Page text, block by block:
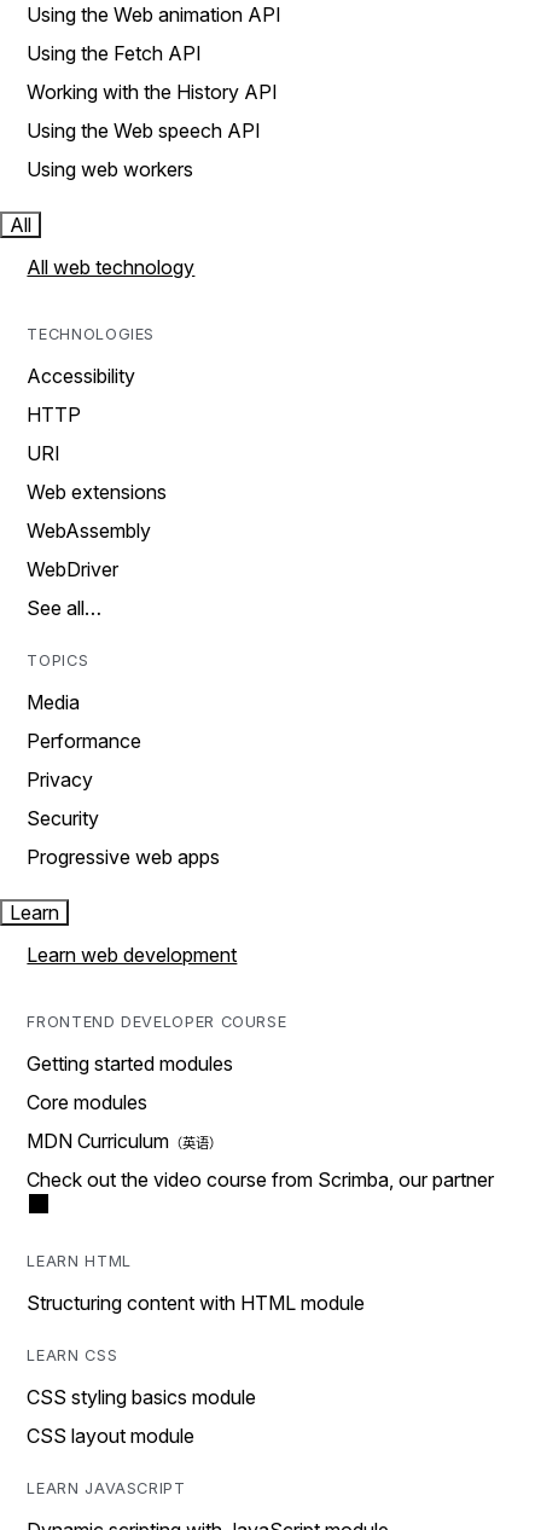
Using the Web animation API
Using the Fetch API
Working with the History API
Using the Web speech API
Using web workers
All
All web technology
TECHNOLOGIES
Accessibility
HTTP
URI
Web extensions
WebAssembly
WebDriver
See all…
TOPICS
Media
Performance
Privacy
Security
Progressive web apps
Learn
Learn web development
FRONTEND DEVELOPER COURSE
Getting started modules
Core modules
MDN Curriculum
Check out the video course from Scrimba, our partner
LEARN HTML
Structuring content with HTML module
LEARN CSS
CSS styling basics module
CSS layout module
LEARN JAVASCRIPT